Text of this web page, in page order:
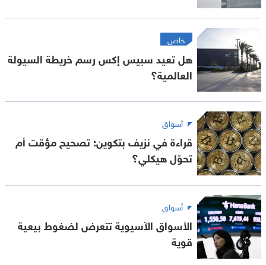
خاص
هل تعيد سبيس إكس رسم خريطة السيولة
العالمية؟
أسواق
قراءة في نزيف بتكوين: تصحيح مؤقت أم
تحوّل هيكلي؟
أسواق
الأسواق الآسيوية تتعرض لضغوط بيعية
قوية